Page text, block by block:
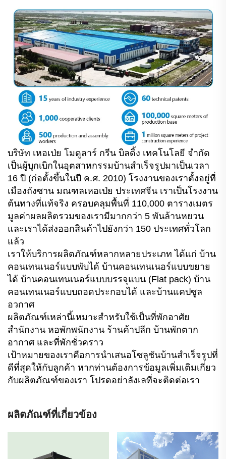
บริษัท เหอเป่ย โมดูลาร์ กรีน บิลดิ้ง เทคโนโลยี จำกัด
เป็นผู้บุกเบิกในอุตสาหกรรมบ้านสำเร็จรูปมาเป็นเวลา
16 ปี (ก่อตั้งขึ้นในปี ค.ศ. 2010) โรงงานของเราตั้งอยู่ที่
เมืองถังซาน มณฑลเหอเป่ย ประเทศจีน เราเป็นโรงงาน
ต้นทางที่แท้จริง ครอบคลุมพื้นที่ 110,000 ตารางเมตร
มูลค่าผลผลิตรวมของเรามีมากกว่า 5 พันล้านหยวน
และเราได้ส่งออกสินค้าไปยังกว่า 150 ประเทศทั่วโลก
แล้ว
เราให้บริการผลิตภัณฑ์หลากหลายประเภท ได้แก่ บ้าน
คอนเทนเนอร์แบบพับได้ บ้านคอนเทนเนอร์แบบขยาย
ได้ บ้านคอนเทนเนอร์แบบบรรจุแบน (Flat pack) บ้าน
คอนเทนเนอร์แบบถอดประกอบได้ และบ้านแคปซูล
อวกาศ
ผลิตภัณฑ์เหล่านี้เหมาะสำหรับใช้เป็นที่พักอาศัย
สำนักงาน หอพักพนักงาน ร้านค้าปลีก บ้านพักตาก
อากาศ และที่พักชั่วคราว
เป้าหมายของเราคือการนำเสนอโซลูชันบ้านสำเร็จรูปที่
ดีที่สุดให้กับลูกค้า หากท่านต้องการข้อมูลเพิ่มเติมเกี่ยว
กับผลิตภัณฑ์ของเรา โปรดอย่าลังเลที่จะติดต่อเรา
ผลิตภัณฑ์ที่เกี่ยวข้อง